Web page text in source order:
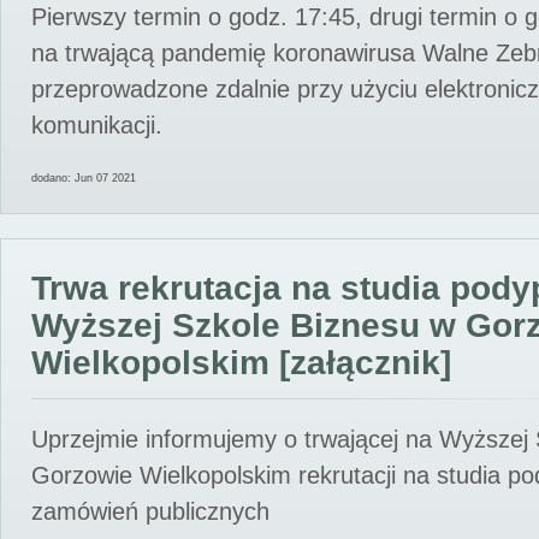
Pierwszy termin o godz. 17:45, drugi termin o
na trwającą pandemię koronawirusa Walne
przeprowadzone zdalnie przy użyciu
komunikacji.
dodano: Jun 07 2021
Trwa rekrutacja na studia
Wyższej Szkole Biznesu w
Wielkopolskim [załącznik]
Uprzejmie informujemy o trwającej na Wyższej
Gorzowie Wielkopolskim rekrutacji na studia
zamówień publicznych